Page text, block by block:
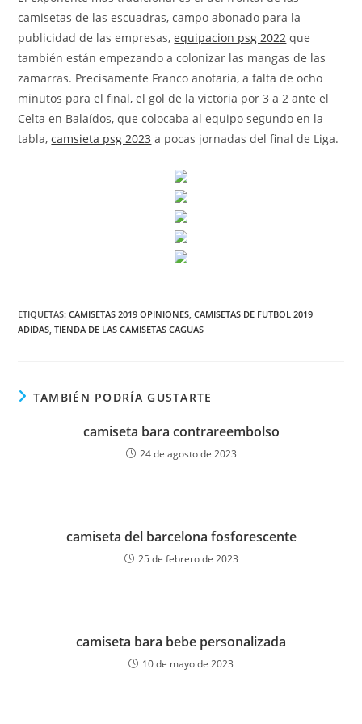
camisetas de las escuadras, campo abonado para la
publicidad de las empresas,equipacion psg 2022 que
también están empezando a colonizar las mangas de las
zamarras. Precisamente Franco anotaría, a falta de ocho
minutos para el final, el gol de la victoria por 3 a 2 ante el
Celta en Balaídos, que colocaba al equipo segundo en la
tabla,camsieta psg 2023 a pocas jornadas del final de Liga.
ETIQUETAS:CAMISETAS 2019 OPINIONES, CAMISETAS DE FUTBOL 2019
ADIDAS, TIENDA DE LAS CAMISETAS CAGUAS
TAMBIÉN PODRÍA GUSTARTE
camiseta bara contrareembolso
24 de agosto de 2023
camiseta del barcelona fosforescente
25 de febrero de 2023
camiseta bara bebe personalizada
10 de mayo de 2023